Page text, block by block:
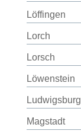
Löffingen
Lorch
Lorsch
Löwenstein
Ludwigsburg
Magstadt